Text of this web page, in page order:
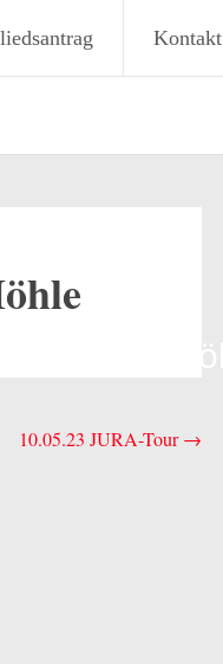
Kontakt
10.05.23 JURA-Tour→